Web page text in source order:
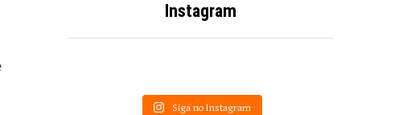
Instagram
Siga no Instagram